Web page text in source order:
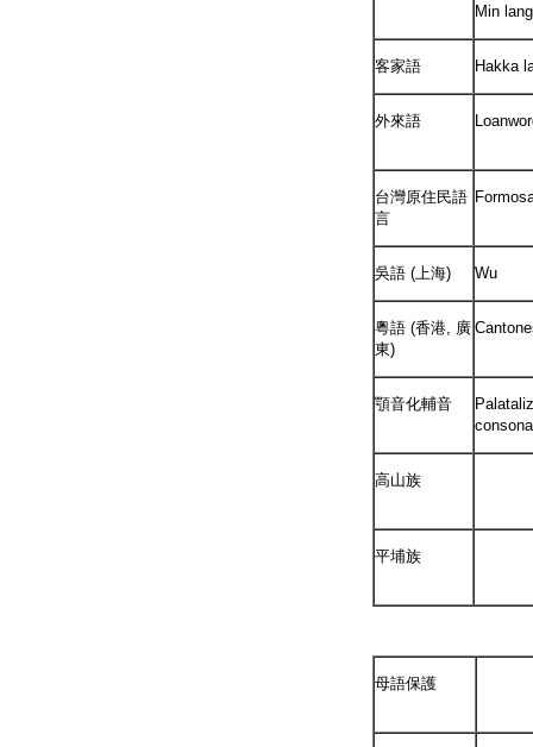
Min
客家語 Hakka
外來語
台灣原住民語
言
吳語 (上海) Wu
粵語 (香港, 廣
東)
顎音化輔音
高山族
平埔族
母語保護